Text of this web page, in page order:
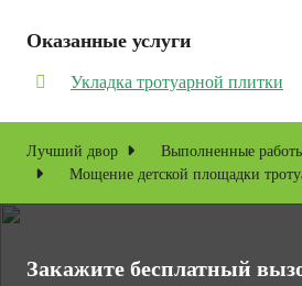
Оказанные услуги
Укладка тротуарной плитки
Лучший двор Выполненные
Мощение детской площадки
Закажите бесплатный